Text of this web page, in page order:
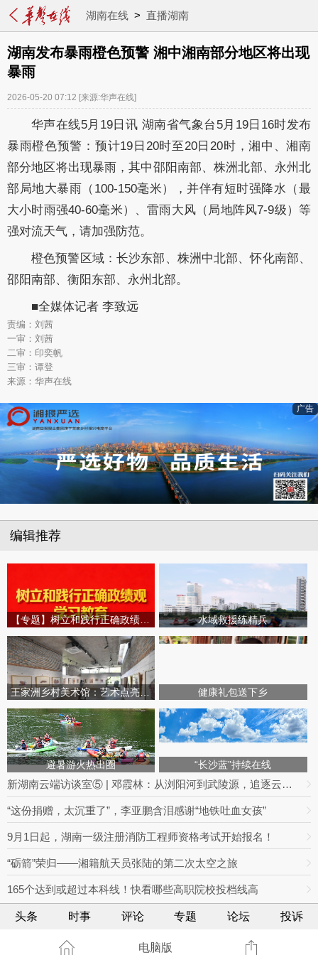
湖南在线> 直播湖南
湖南发布暴雨橙色预警 湘中湘南部分地区将出现
暴雨
2026-05-20 07:12 [来源:华声在线]
华声在线5月19日讯 湖南省气象台5月19日16时发布
暴雨橙色预警：预计19日20时至20日20时，湘中、湘南
部分地区将出现暴雨，其中邵阳南部、株洲北部、永州北
部局地大暴雨（100-150毫米），并伴有短时强降水（最
大小时雨强40-60毫米）、雷雨大风（局地阵风7-9级）等
强对流天气，请加强防范。
橙色预警区域：长沙东部、株洲中北部、怀化南部、
邵阳南部、衡阳东部、永州北部。
■全媒体记者 李致远
责编：刘茜
一审：刘茜
二审：印奕帆
三审：谭登
来源：华声在线
广告
编辑推荐
水域救援练精兵
王家洲乡村美术馆：艺术点亮田园乡村 健康礼包送下乡
避暑游火热出圈 “长沙蓝”持续在线
新湖南云端访谈室⑤ | 邓霞林：从浏阳河到武陵源，追逐云海的光影之路
“这份捐赠，太沉重了”，李亚鹏含泪感谢“地铁吐血女孩”
9月1日起，湖南一级注册消防工程师资格考试开始报名！
“砺箭”荣归——湘籍航天员张陆的第二次太空之旅
165个达到或超过本科线！快看哪些高职院校投档线高
头条 时事 评论 专题 论坛 投诉
电脑版